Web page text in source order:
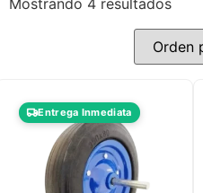
Mostrando 4 resultados
Entrega Inmediata